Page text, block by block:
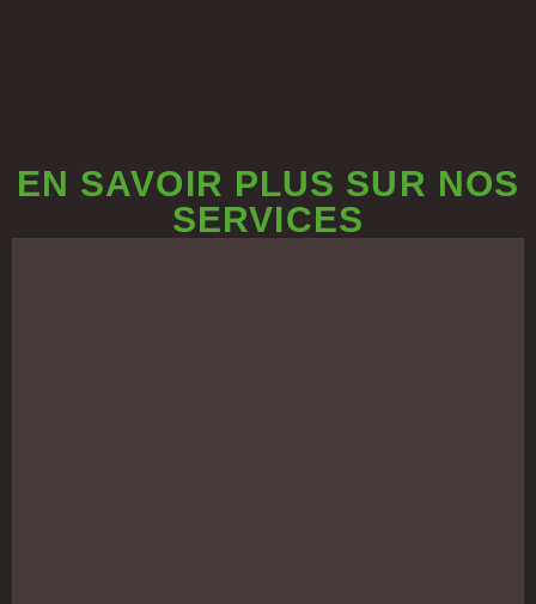
EN SAVOIR PLUS SUR NOS
SERVICES